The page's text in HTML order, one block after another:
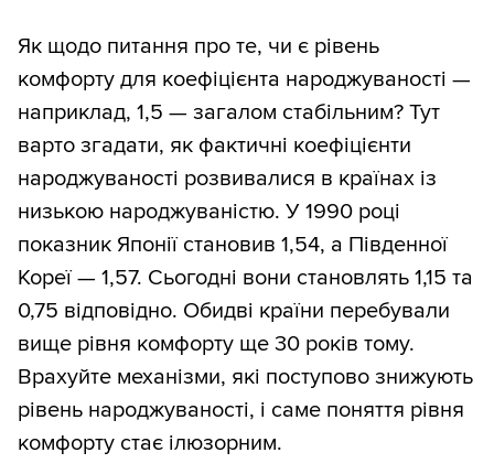
Як щодо питання про те, чи є рівень
комфорту для коефіцієнта народжуваності —
наприклад, 1,5 — загалом стабільним? Тут
варто згадати, як фактичні коефіцієнти
народжуваності розвивалися в країнах із
низькою народжуваністю. У 1990 році
показник Японії становив 1,54, а Південної
Кореї — 1,57. Сьогодні вони становлять 1,15 та
0,75 відповідно. Обидві країни перебували
вище рівня комфорту ще 30 років тому.
Врахуйте механізми, які поступово знижують
рівень народжуваності, і саме поняття рівня
комфорту стає ілюзорним.